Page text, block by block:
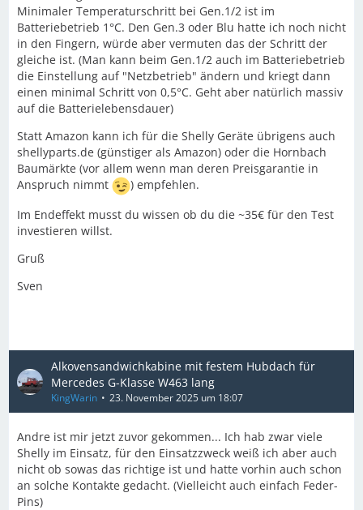
Minimaler Temperaturschritt bei Gen.1/2 ist im
Batteriebetrieb 1°C. Den Gen.3 oder Blu hatte ich noch nicht
in den Fingern, würde aber vermuten das der Schritt der
gleiche ist. (Man kann beim Gen.1/2 auch im Batteriebetrieb
die Einstellung auf "Netzbetrieb" ändern und kriegt dann
einen minimal Schritt von 0,5°C. Geht aber natürlich massiv
auf die Batterielebensdauer)
Statt Amazon kann ich für die Shelly Geräte übrigens auch
shellyparts.de (günstiger als Amazon) oder die Hornbach
Baumärkte (vor allem wenn man deren Preisgarantie in
Anspruch nimmt
) empfehlen.
Im Endeffekt musst du wissen ob du die ~35€ für den Test
investieren willst.
Gruß
Sven
Alkovensandwichkabine mit festem Hubdach für
Mercedes G-Klasse W463 lang
KingWarin 23. November 2025 um 18:07
Andre ist mir jetzt zuvor gekommen... Ich hab zwar viele
Shelly im Einsatz, für den Einsatzzweck weiß ich aber auch
nicht ob sowas das richtige ist und hatte vorhin auch schon
an solche Kontakte gedacht. (Vielleicht auch einfach Feder-
Pins)